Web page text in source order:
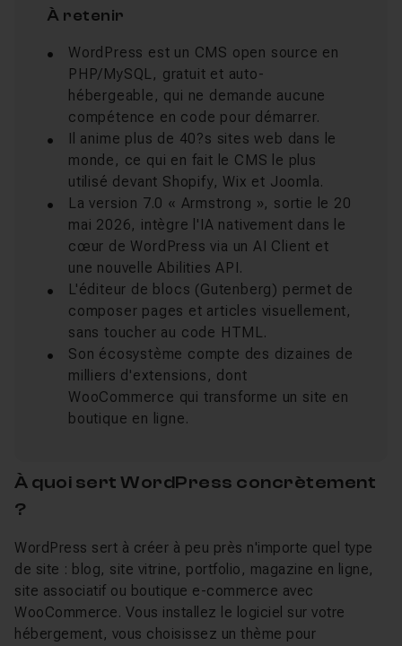
À retenir
WordPress est un CMS open source en
PHP/MySQL, gratuit et auto-
hébergeable, qui ne demande aucune
compétence en code pour démarrer.
Il anime plus de 40?s sites web dans le
monde, ce qui en fait le CMS le plus
utilisé devant Shopify, Wix et Joomla.
La version 7.0 « Armstrong », sortie le 20
mai 2026, intègre l'IA nativement dans le
cœur de WordPress via un AI Client et
une nouvelle Abilities API.
L'éditeur de blocs (Gutenberg) permet de
composer pages et articles visuellement,
sans toucher au code HTML.
Son écosystème compte des dizaines de
milliers d'extensions, dont
WooCommerce qui transforme un site en
boutique en ligne.
À quoi sert WordPress concrètement
?
WordPress sert à créer à peu près n'importe quel type
de site : blog, site vitrine, portfolio, magazine en ligne,
site associatif ou boutique e-commerce avec
WooCommerce. Vous installez le logiciel sur votre
hébergement, vous choisissez un thème pour